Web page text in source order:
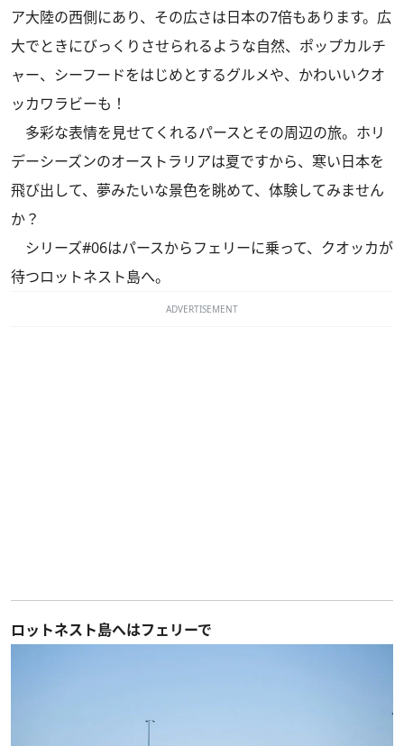
ア大陸の西側にあり、その広さは日本の7倍もあります。広
大でときにびっくりさせられるような自然、ポップカルチ
ャー、シーフードをはじめとするグルメや、かわいいクオ
ッカワラビーも！
多彩な表情を見せてくれるパースとその周辺の旅。ホリ
デーシーズンのオーストラリアは夏ですから、寒い日本を
飛び出して、夢みたいな景色を眺めて、体験してみません
か？
シリーズ#06はパースからフェリーに乗って、クオッカが
待つロットネスト島へ。
ADVERTISEMENT
ロットネスト島へはフェリーで